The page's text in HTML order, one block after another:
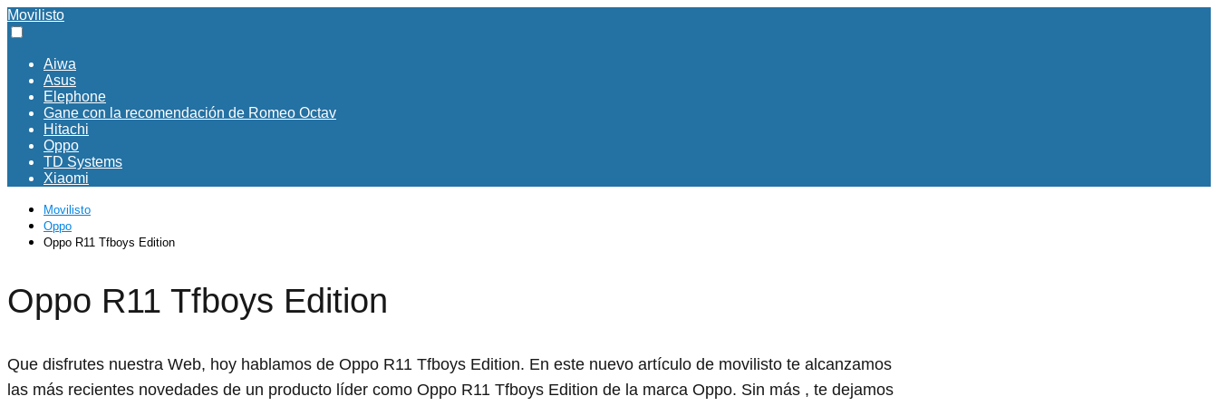
Movilisto
Aiwa
Asus
Elephone
Gane con la recomendación de Romeo Octav
Hitachi
Oppo
TD Systems
Xiaomi
Movilisto
Oppo
Oppo R11 Tfboys Edition
Oppo R11 Tfboys Edition
Que disfrutes nuestra Web, hoy hablamos de Oppo R11 Tfboys Edition. En este nuevo artículo de movilisto te alcanzamos
las más recientes novedades de un producto líder como Oppo R11 Tfboys Edition de la marca Oppo. Sin más , te dejamos